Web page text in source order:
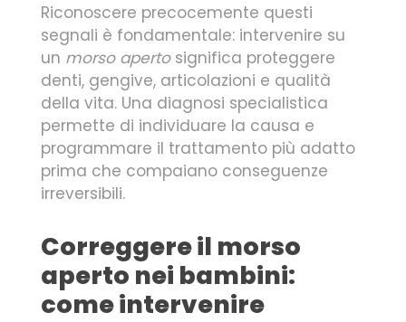
Riconoscere precocemente questi
segnali è fondamentale: intervenire su
un morso apertosignifica proteggere
denti, gengive, articolazioni e qualità
della vita. Una diagnosi specialistica
permette di individuare la causa e
programmare il trattamento più adatto
prima che compaiano conseguenze
irreversibili.
Correggere il morso
aperto nei bambini:
come intervenire